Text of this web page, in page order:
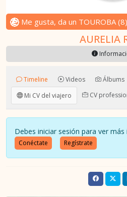
Me gusta, da un TOUROBA (8)
AURELIA
Timeline Videos Álbums
Mi CV del viajero
CV
Debes iniciar sesión para ver
Conéctate Regístrate